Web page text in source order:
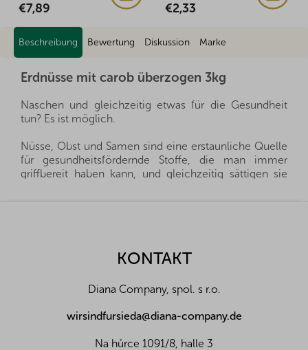
€2,33 €7,79
Beschreibung Bewertung Diskussion Marke
Erdnüsse mit carob überzogen 3kg
Naschen und gleichzeitig etwas für die Gesundheit
tun? Es ist möglich.
Nüsse, Obst und Samen sind eine erstaunliche Quelle
für gesundheitsfördernde Stoffe, die man immer
griffbereit haben kann, und gleichzeitig sättigen sie
Snack, man muss nur auswählen, welche Sorte für die
Herkunftsländern, und dank der guten Beziehungen
wir oft in der Lage, exklusive Vertretungen direkt von
Landwirten und Anbauern der besten Nüsse und
Früchte aus der ganzen Welt zu erhalten. Aus diesem
Grund liefern wir die besten Waren für Sie und Ihre
KONTAKT
Diana Company, spol. s r.o.
wirsindfursieda@diana-company.de
Na hůrce 1091/8, halle 3